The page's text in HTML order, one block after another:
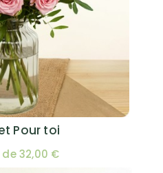
Pour toi
32,00 €